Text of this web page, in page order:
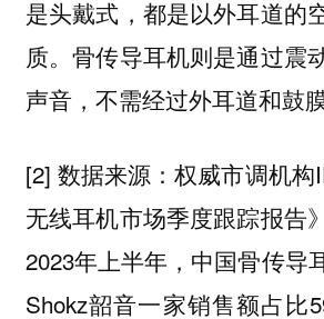
是头戴式，都是以外耳道的
质。骨传导耳机则是通过震
声音，不需经过外耳道和鼓膜
[2] 数据来源：权威市调机构
无线耳机市场季度跟踪报告
2023年上半年，中国骨传导
Shokz韶音一家销售额占比